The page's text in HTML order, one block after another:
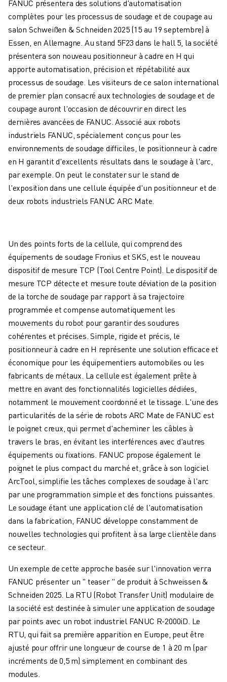
ROBOTS SCARA
CENTRES D'USINAGE CNC COMPACTS
RECHERCHE DE ROBODRILL
ROBODRILL CENTRES D'USINAGE CNC COMPACTS
ROBODRILL MATÉRIEL
LOGICIEL ROBODRILL
ROBODRILL MAINTENANCE PRÉVENTIVE
DURABILITÉ DU ROBODRILL
ROBODRILL ENSEMBLE DE ROBOTS
ROBODRILL KIT PÉDAGOGIQUE
MACHINES DE MOULAGE PAR INJECTION ÉLECTRIQUES
RECHERCHE DE ROBOSHOT
ROBOSHOT MACHINES DE MOULAGE PAR INJECTION ÉLECTRIQUES
ROBOSHOT MATÉRIEL
LOGICIEL ROBOSHOT
DURABILITÉ DU ROBOSHOT
COÛT TOTAL D'UNE ROBOSHOT
MACHINES D'ÉLECTROÉROSION PAR FIL
ROBOCUT MACHINES D'ÉLECTROÉROSION À FIL
ROBOCUT MATÉRIEL
LOGICIEL ROBOCUT
ROBOCUT MAINTENANCE PRÉVENTIVE
DURABILITÉ DU ROBOCUT
SOLUTIONS IIOT
SOLUTIONS POUR L'USINE INTELLIGENTE
DES SOLUTIONS D'USINE INTELLIGENTE POUR AMÉLIORER
ENREGISTREMENT DU PRODUIT "
TÉMOIGNAGES
SOLUTIONS
INDUSTRIES
TOUTES LES INDUSTRIES
AÉROSPATIALE
AUTOMOBILE
VÉHICULES ÉLECTRIQUES
ÉLECTRONIQUE
ALIMENTATION ET BOISSONS
MÉDICAL
PLASTIQUES
ENTREPOSAGE, LOGISTIQUE, POSTE ET COLIS
APPLICATIONS
USINAGE 5 AXES
SOUDAGE À L'ARC
ASSEMBLAGE
RECTIFICATION CNC
FRAISAGE CNC
TOURNAGE CNC
PERÇAGE ET TARAUDAGE À GRANDE VITESSE
MOULAGE PAR INJECTION
ENTRETIEN DES MACHINES
FANUC présentera des solutions d'automatisation
complètes pour les processus de soudage et de coupage au
salon Schweißen & Schneiden 2025 (15 au 19 septembre) à
Essen, en Allemagne. Au stand 5F23 dans le hall 5, la société
présentera son nouveau positionneur à cadre en H qui
apporte automatisation, précision et répétabilité aux
processus de soudage. Les visiteurs de ce salon international
de premier plan consacré aux technologies de soudage et de
coupage auront l'occasion de découvrir en direct les
dernières avancées de FANUC. Associé aux robots
industriels FANUC, spécialement conçus pour les
environnements de soudage difficiles, le positionneur à cadre
en H garantit d'excellents résultats dans le soudage à l'arc,
par exemple. On peut le constater sur le stand de
l'exposition dans une cellule équipée d'un positionneur et de
deux robots industriels FANUC ARC Mate.
Un des points forts de la cellule, qui comprend des
équipements de soudage Fronius et SKS, est le nouveau
dispositif de mesure TCP (Tool Centre Point). Le dispositif de
mesure TCP détecte et mesure toute déviation de la position
de la torche de soudage par rapport à sa trajectoire
programmée et compense automatiquement les
mouvements du robot pour garantir des soudures
cohérentes et précises. Simple, rigide et précis, le
positionneur à cadre en H représente une solution efficace et
économique pour les équipementiers automobiles ou les
fabricants de métaux. La cellule est également prête à
mettre en avant des fonctionnalités logicielles dédiées,
notamment le mouvement coordonné et le tissage. L'une des
particularités de la série de robots ARC Mate de FANUC est
le poignet creux, qui permet d'acheminer les câbles à
travers le bras, en évitant les interférences avec d'autres
équipements ou fixations. FANUC propose également le
poignet le plus compact du marché et, grâce à son logiciel
ArcTool, simplifie les tâches complexes de soudage à l'arc
par une programmation simple et des fonctions puissantes.
Le soudage étant une application clé de l'automatisation
dans la fabrication, FANUC développe constamment de
nouvelles technologies qui profitent à sa large clientèle dans
ce secteur.
Un exemple de cette approche basée sur l'innovation verra
FANUC présenter un " teaser " de produit à Schweissen &
Schneiden 2025. La RTU (Robot Transfer Unit) modulaire de
la société est destinée à simuler une application de soudage
par points avec un robot industriel FANUC R-2000iD. Le
RTU, qui fait sa première apparition en Europe, peut être
ajusté pour offrir une longueur de course de 1 à 20 m (par
incréments de 0,5 m) simplement en combinant des
modules.